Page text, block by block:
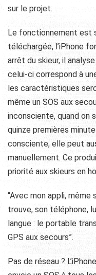
sur le projet.
Le fonctionnement est
téléchargée, l’iPhone
arrêt du skieur, il
celui-ci correspond à
les caractéristiques
même un SOS aux
inconsciente, quand on
quinze premières
consciente, elle peut
manuellement. Ce
priorité aux skieurs en
“Avec mon appli, même
trouve, son téléphone,
langue : le portable
GPS aux secours”.
Pas de réseau ?